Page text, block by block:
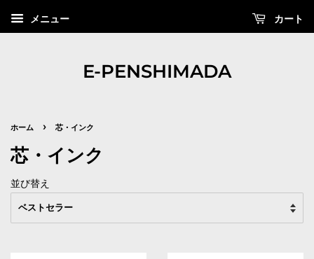
メニュー カート
E-PENSHIMADA
ホーム › 芯・インク
芯・インク
並び替え